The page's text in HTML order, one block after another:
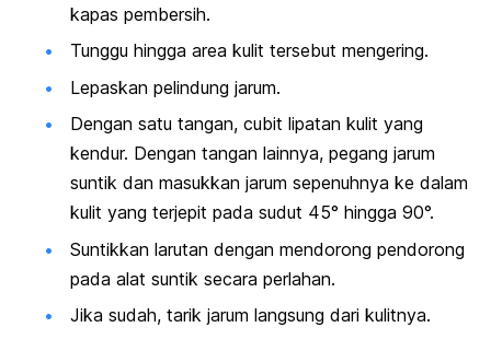
kapas pembersih.
Tunggu hingga area kulit tersebut mengering.
Lepaskan pelindung jarum.
Dengan satu tangan, cubit lipatan kulit yang
kendur. Dengan tangan lainnya, pegang jarum
suntik dan masukkan jarum sepenuhnya ke dalam
kulit yang terjepit pada sudut 45° hingga 90°.
Suntikkan larutan dengan mendorong pendorong
pada alat suntik secara perlahan.
Jika sudah, tarik jarum langsung dari kulitnya.